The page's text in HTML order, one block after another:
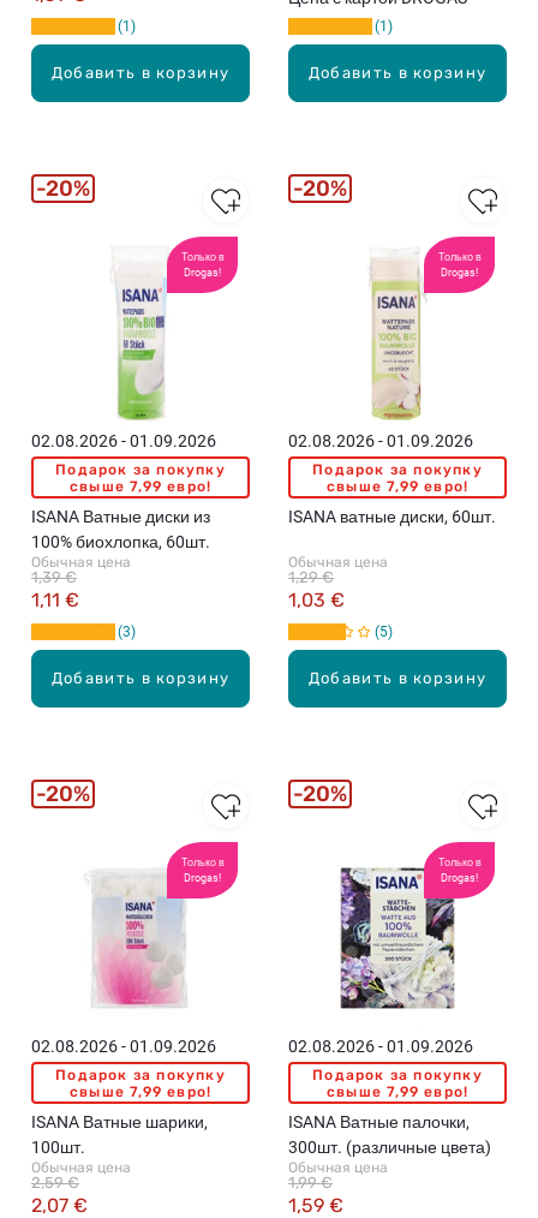
Добавить в корзину
1
Добавить в корзину
с
м
ч
с
к
н
ы
е
п
,
7
1
Только в
Drogas!
Добавить в корзину
02.08.2026 - 01.09.2026
Подарок за покупку
свыше 7,99 евро!
ISANA Ватные диски из
100% биохлопка, 60шт.
Обычная цена
1,11 €
1,39 €
3
20%
Только в
Drogas!
Добавить в корзину
02.08.2026 - 01.09.2026
Подарок за покупку
свыше 7,99 евро!
ISANA ватные диски, 60шт.
Обычная цена
1,03 €
1,29 €
5
20%
Только в
Drogas!
02.08.2026 - 01.09.2026
Подарок за покупку
свыше 7,99 евро!
ISANA Ватные шарики,
100шт.
Обычная цена
2,07 €
2,59 €
20%
Только в
Drogas!
02.08.2026 - 01.09.2026
Подарок за покупку
свыше 7,99 евро!
ISANA Ватные палочки,
300шт. (различные цвета)
Обычная цена
1,59 €
1,99 €
20%